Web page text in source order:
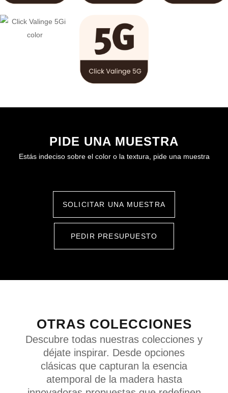
PIDE UNA MUESTRA
Estás indeciso sobre el color o la textura, pide una muestra
SOLICITAR UNA MUESTRA
PEDIR PRESUPUESTO
OTRAS COLECCIONES
Descubre todas nuestras colecciones y
déjate inspirar. Desde opciones
clásicas que capturan la esencia
atemporal de la madera hasta